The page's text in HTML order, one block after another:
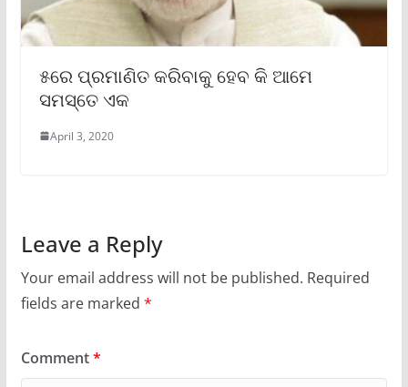
୫ରେ ପ୍ରମାଣିତ କରିବାକୁ ହେବ କି ଆମେ
ସମସ୍ତେ ଏକ
April 3, 2020
Leave a Reply
Your email address will not be published. Required
fields are marked *
Comment*